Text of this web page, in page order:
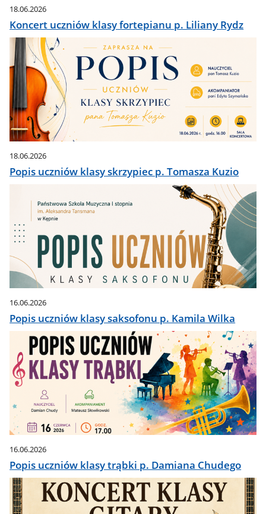
18.06.2026
Koncert uczniów klasy fortepianu p. Liliany Rydz
18.06.2026
Popis uczniów klasy skrzypiec p. Tomasza Kuzio
16.06.2026
Popis uczniów klasy saksofonu p. Kamila Wilka
16.06.2026
Popis uczniów klasy trąbki p. Damiana Chudego